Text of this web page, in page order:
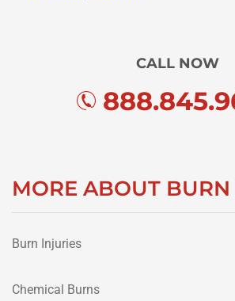
CALL NOW
MORE ABOUT
Burn Injuries
Chemical Burns